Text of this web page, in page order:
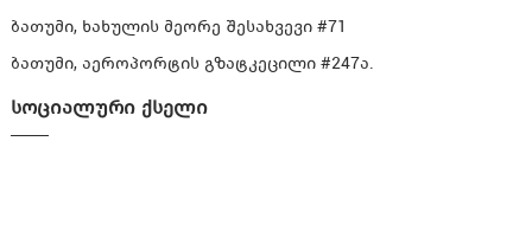
ბათუმი, ხახულის მეორე შესახვევი #71
ბათუმი, აეროპორტის გზატკეცილი #247ა.
სოციალური ქსელი